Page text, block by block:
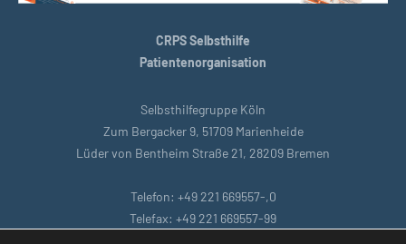
CRPS Selbsthilfe
Patientenorganisation
Selbsthilfegruppe Köln
Zum Bergacker 9, 51709 Marienheide
Lüder von Bentheim Straße 21, 28209 Bremen
Telefon: +49 221 669557-,0
Telefax: +49 221 669557-99